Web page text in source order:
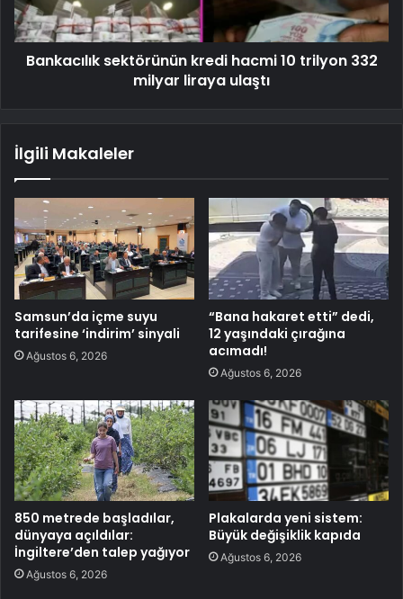
Bankacılık sektörünün kredi hacmi 10 trilyon 332
milyar liraya ulaştı
İlgili Makaleler
Samsun’da içme suyu
tarifesine ‘indirim’ sinyali
Ağustos 6, 2026
“Bana hakaret etti” dedi,
12 yaşındaki çırağına
acımadı!
Ağustos 6, 2026
850 metrede başladılar,
dünyaya açıldılar:
İngiltere’den talep yağıyor
Ağustos 6, 2026
Plakalarda yeni sistem:
Büyük değişiklik kapıda
Ağustos 6, 2026